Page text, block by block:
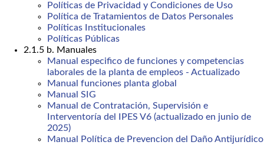
Políticas de Privacidad y Condiciones de Uso
Política de Tratamientos de Datos Personales
Políticas Institucionales
Políticas Públicas
2.1.5 b. Manuales
Manual especifico de funciones y competencias
laborales de la planta de empleos - Actualizado
Manual funciones planta global
Manual SIG
Manual de Contratación, Supervisión e
Interventoría del IPES V6 (actualizado en junio de
2025)
Manual Política de Prevencion del Daño Antijurídico